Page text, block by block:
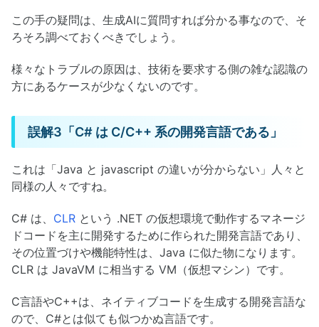
この手の疑問は、生成AIに質問すれば分かる事なので、そ
ろそろ調べておくべきでしょう。
様々なトラブルの原因は、技術を要求する側の雑な認識の
方にあるケースが少なくないのです。
誤解3「C# は C/C++ 系の開発言語である」
これは「Java と javascript の違いが分からない」人々と
同様の人々ですね。
C# は、 CLR という .NET の仮想環境で動作するマネージ
ドコードを主に開発するために作られた開発言語であり、
その位置づけや機能特性は、Java に似た物になります。
CLR は JavaVM に相当する VM（仮想マシン）です。
C言語やC++は、ネイティブコードを生成する開発言語な
ので、C#とは似ても似つかぬ言語です。